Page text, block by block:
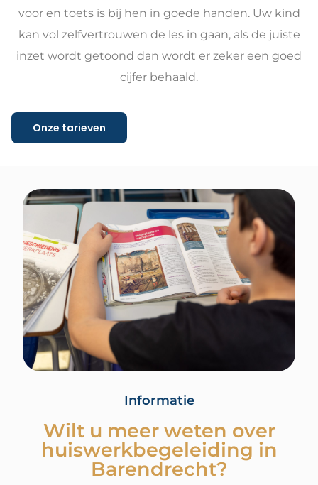
voor en toets is bij hen in goede handen. Uw kind
kan vol zelfvertrouwen de les in gaan, als de juiste
inzet wordt getoond dan wordt er zeker een goed
cijfer behaald.
Onze tarieven
Informatie
Wilt u meer weten over
huiswerkbegeleiding in
Barendrecht?